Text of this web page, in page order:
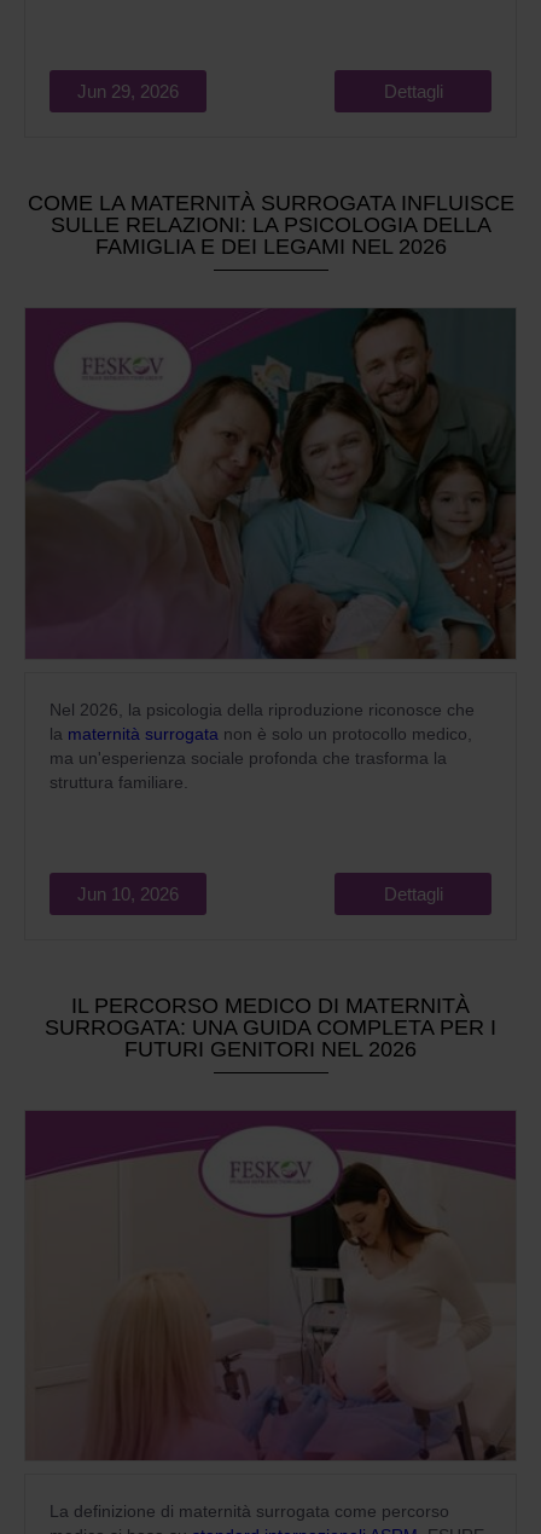
Jun 29, 2026 Dettagli
COME LA MATERNITÀ SURROGATA INFLUISCE
SULLE RELAZIONI: LA PSICOLOGIA DELLA
FAMIGLIA E DEI LEGAMI NEL 2026
Nel 2026, la psicologia della riproduzione riconosce che
la maternità surrogata non è solo un protocollo medico,
ma un'esperienza sociale profonda che trasforma la
struttura familiare.
Jun 10, 2026 Dettagli
IL PERCORSO MEDICO DI MATERNITÀ
SURROGATA: UNA GUIDA COMPLETA PER I
FUTURI GENITORI NEL 2026
La definizione di maternità surrogata come percorso